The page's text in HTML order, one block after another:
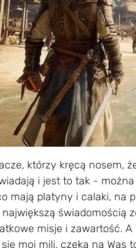
którzy kręcą nosem,
i jest to tak -
mają platyny i calaki, na
świadomością
misje i zawartość.
moi mili, czeka na